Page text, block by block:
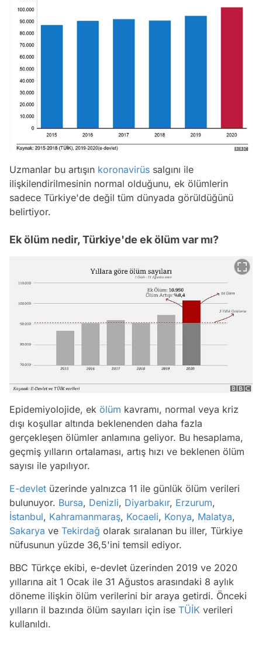
Uzmanlar bu artışın koronavirüs salgını ile
ilişkilendirilmesinin normal olduğunu, ek ölümlerin
sadece Türkiye'de değil tüm dünyada görüldüğünü
belirtiyor.
Ek ölüm nedir, Türkiye'de ek ölüm var mı?
Epidemiyolojide, ek ölüm kavramı, normal veya kriz
dışı koşullar altında beklenenden daha fazla
gerçekleşen ölümler anlamına geliyor. Bu hesaplama,
geçmiş yılların ortalaması, artış hızı ve beklenen ölüm
sayısı ile yapılıyor.
E-devlet üzerinde yalnızca 11 ile günlük ölüm verileri
bulunuyor. Bursa, Denizli, Diyarbakır, Erzurum,
İstanbul, Kahramanmaraş, Kocaeli, Konya, Malatya,
Sakarya ve Tekirdağ olarak sıralanan bu iller, Türkiye
nüfusunun yüzde 36,5'ini temsil ediyor.
BBC Türkçe ekibi, e-devlet üzerinden 2019 ve 2020
yıllarına ait 1 Ocak ile 31 Ağustos arasındaki 8 aylık
döneme ilişkin ölüm verilerini bir araya getirdi. Önceki
yılların il bazında ölüm sayıları için ise TÜİK verileri
kullanıldı.